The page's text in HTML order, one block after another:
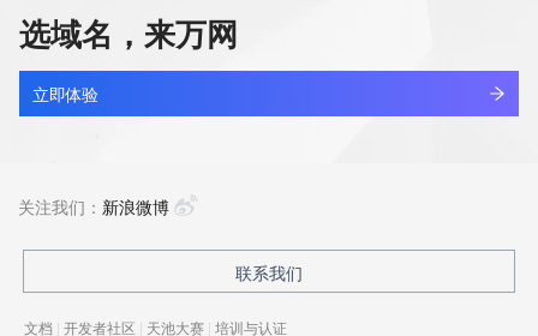
wkyjiigl.cn
最近查询
查看详情
最近查询
选域名，来万网
立即体验
关注我们： 新浪微博
联系我们
文档 | 开发者社区 | 天池大赛 | 培训与认证